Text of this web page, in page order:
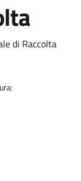
di Raccolta